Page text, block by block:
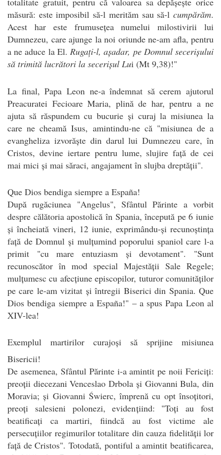
măsură: este imposibil să-l merităm sau să-l cumpărăm.
Acest har este frumusețea numelui milostivirii lui
Dumnezeu, care ajunge la noi oriunde ne-am afla, pentru
a ne aduce la El. Rugați-l, așadar, pe Domnul secerișului
să trimită lucrători la secerișul Lui (Mt 9,38)!"
La final, Papa Leon ne-a îndemnat să cerem ajutorul
Preacuratei Fecioare Maria, plină de har, pentru a ne
ajuta să răspundem cu bucurie și curaj la misiunea la
care ne cheamă Isus, amintindu-ne că "misiunea de a
evangheliza izvorăște din darul lui Dumnezeu care, în
Cristos, devine iertare pentru lume, slujire față de cei
mai mici și mai săraci, angajament în slujba dreptății".
Que Dios bendiga siempre a España!
După rugăciunea "Angelus", Sfântul Părinte a vorbit
despre călătoria apostolică în Spania, începută pe 6 iunie
și încheiată vineri, 12 iunie, exprimându-și recunoștința
față de Domnul și mulțumind poporului spaniol care l-a
primit "cu mare entuziasm și devotament". "Sunt
recunoscător în mod special Majestății Sale Regele;
mulțumesc cu afecțiune episcopilor, tuturor comunităților
pe care le-am vizitat și întregii Biserici din Spania. Que
Dios bendiga siempre a España!" – a spus Papa Leon al
XIV-lea!
Exemplul martirilor curajoși să sprijine misiunea
Bisericii!
De asemenea, Sfântul Părinte i-a amintit pe noii Fericiți:
preoții diecezani Venceslao Drbola și Giovanni Bula, din
Moravia; și Giovanni Świerc, împrenă cu opt însoțitori,
preoți salesieni polonezi, evidențiind: "Toți au fost
beatificați ca martiri, fiindcă au fost victime ale
persecuțiilor regimurilor totalitare din cauza fidelității lor
față de Cristos". Totodată, pontiful a amintit beatificarea,